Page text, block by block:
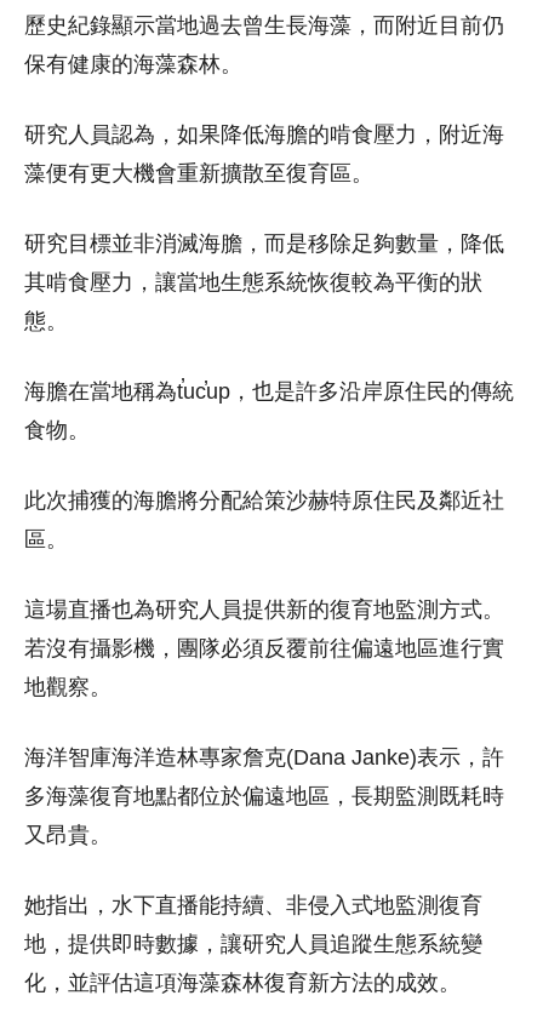
歷史紀錄顯示當地過去曾生長海藻，而附近目前仍
保有健康的海藻森林。
研究人員認為，如果降低海膽的啃食壓力，附近海
藻便有更大機會重新擴散至復育區。
研究目標並非消滅海膽，而是移除足夠數量，降低
其啃食壓力，讓當地生態系統恢復較為平衡的狀
態。
海膽在當地稱為t̕uc̕up，也是許多沿岸原住民的傳統
食物。
此次捕獲的海膽將分配給策沙赫特原住民及鄰近社
區。
這場直播也為研究人員提供新的復育地監測方式。
若沒有攝影機，團隊必須反覆前往偏遠地區進行實
地觀察。
海洋智庫海洋造林專家詹克(Dana Janke)表示，許
多海藻復育地點都位於偏遠地區，長期監測既耗時
又昂貴。
她指出，水下直播能持續、非侵入式地監測復育
地，提供即時數據，讓研究人員追蹤生態系統變
化，並評估這項海藻森林復育新方法的成效。